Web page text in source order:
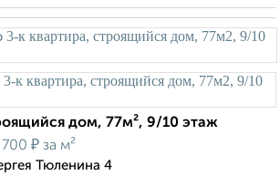
дом, 77м², 9/10 этаж
₽ за м²
Тюленина 4